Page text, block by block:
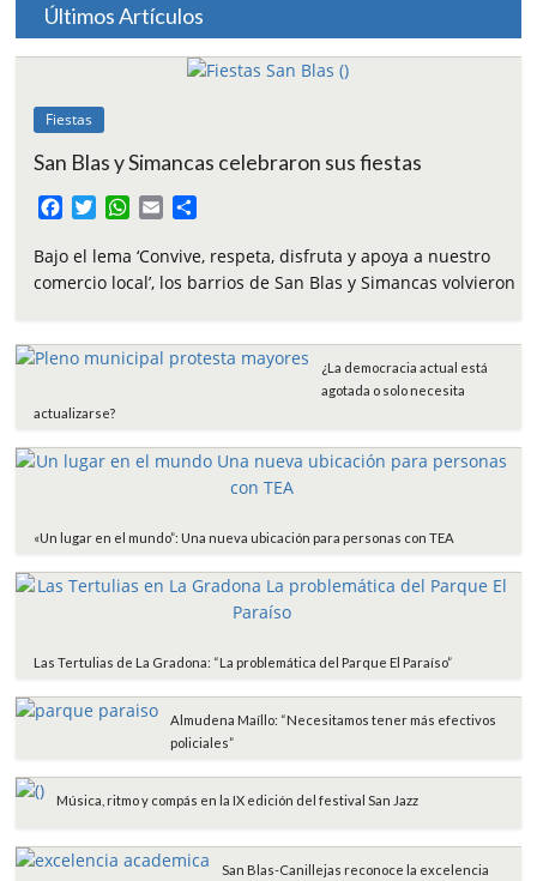
Últimos Artículos
Fiestas
San Blas y Simancas celebraron sus fiestas
c
e
o
i
t
r
W
a
t
p
p
a
i
m
p
t
Bajo el lema ‘Convive, respeta, disfruta y apoya a nuestro
comercio local’, los barrios de San Blas y Simancas volvieron
¿La democracia actual está
agotada o solo necesita
actualizarse?
«Un lugar en el mundo”: Una nueva ubicación para personas con TEA
Las Tertulias de La Gradona: “La problemática del Parque El Paraíso”
Almudena Maíllo: “Necesitamos tener más efectivos
policiales”
Música, ritmo y compás en la IX edición del festival San Jazz
San Blas-Canillejas reconoce la excelencia